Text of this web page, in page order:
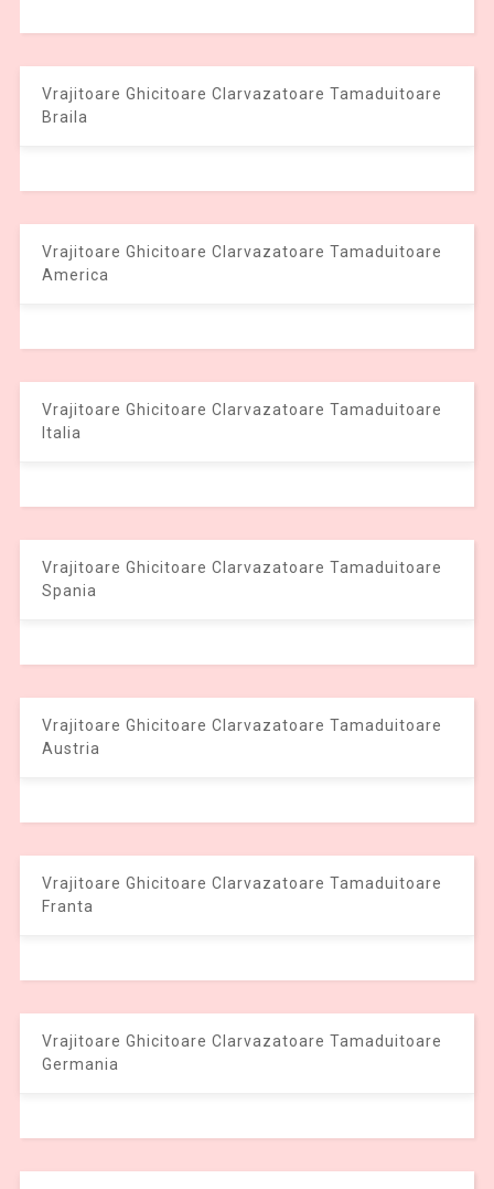
Vrajitoare Ghicitoare Clarvazatoare Tamaduitoare
Braila
Vrajitoare Ghicitoare Clarvazatoare Tamaduitoare
America
Vrajitoare Ghicitoare Clarvazatoare Tamaduitoare
Italia
Vrajitoare Ghicitoare Clarvazatoare Tamaduitoare
Spania
Vrajitoare Ghicitoare Clarvazatoare Tamaduitoare
Austria
Vrajitoare Ghicitoare Clarvazatoare Tamaduitoare
Franta
Vrajitoare Ghicitoare Clarvazatoare Tamaduitoare
Germania